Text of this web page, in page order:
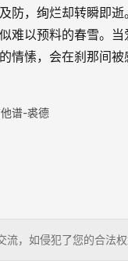
防，绚烂却转瞬即
难以预料的春雪。
情愫，会在刹那间被
谱-裘德
，如侵犯了您的合法权